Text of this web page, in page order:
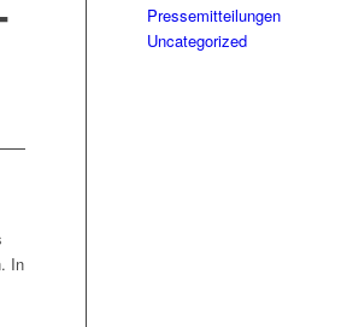
In
Pressemitteilungen
Uncategorized